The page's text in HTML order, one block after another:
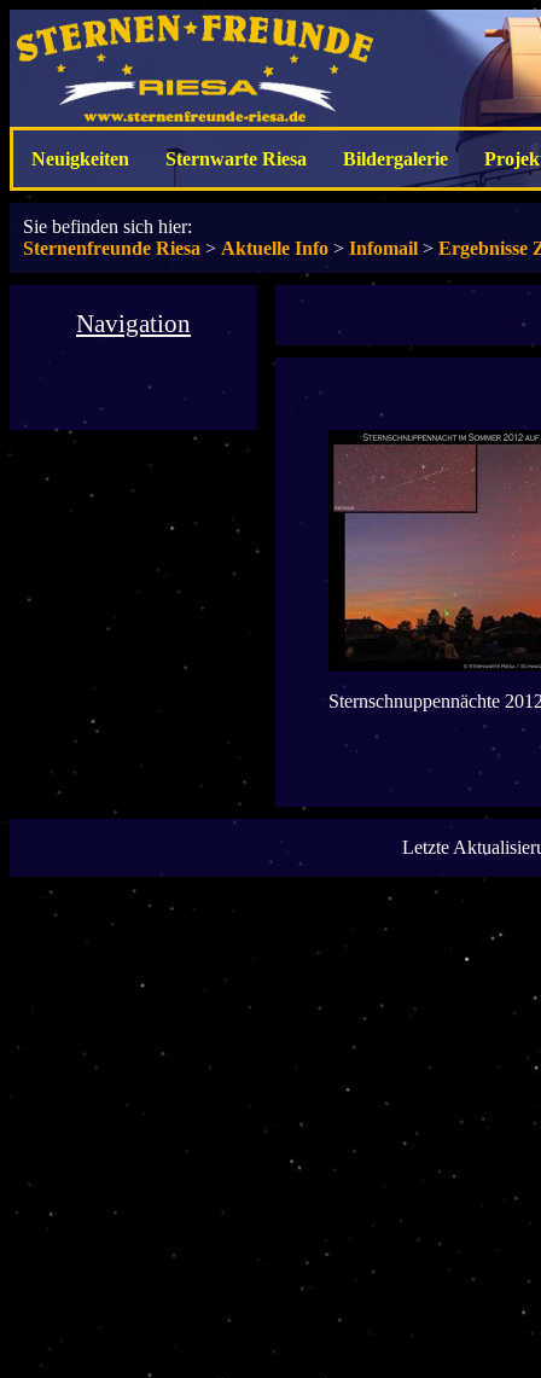
Neuigkeiten Sternwarte Riesa Bildergalerie
Sie befinden sich hier:
Sternenfreunde Riesa > Aktuelle Info > Infomail > Ergebnisse
Navigation
Sternschnuppennächte
Letzte